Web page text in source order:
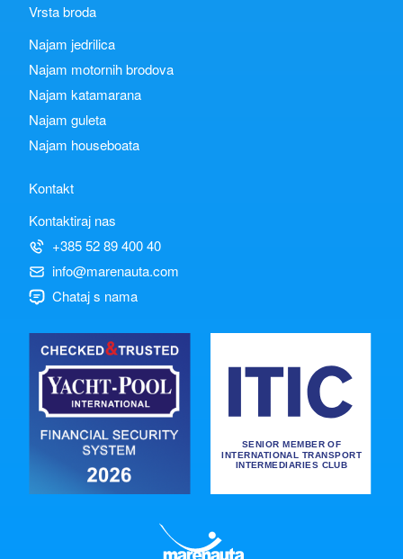
Vrsta broda
Najam jedrilica
Najam motornih brodova
Najam katamarana
Najam guleta
Najam houseboata
Kontakt
Kontaktiraj nas
+385 52 89 400 40
info@marenauta.com
Chataj s nama